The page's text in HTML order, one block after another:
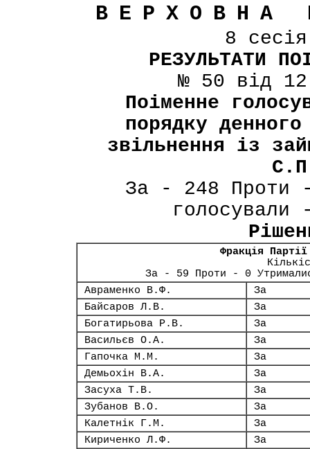
ВЕРХОВНА
8
РЕЗУЛЬТАТИ
№ 50 від
Поіменне
порядку
звільнення із
За - 248 Проти
Фракція
За - 59 Проти - 0
Авраменко В.Ф.
За
Байсаров Л.В.
За
Богатирьова Р.В.
За
Васильєв О.А.
За
Гапочка М.М.
За
Демьохін В.А.
За
Засуха Т.В.
За
Зубанов В.О.
За
Калетнік Г.М.
За
Кириченко Л.Ф.
За